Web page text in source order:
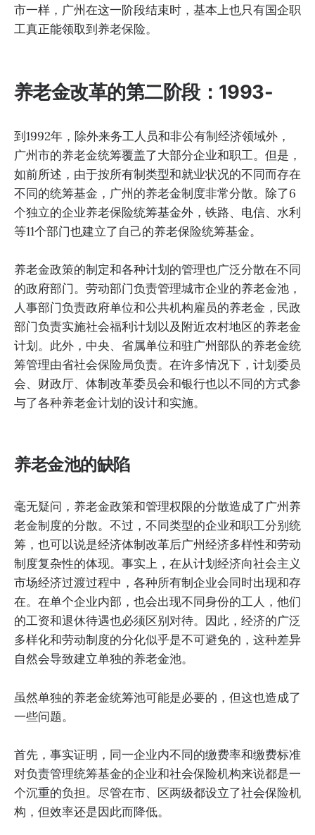
市一样，广州在这一阶段结束时，基本上也只有国企职
工真正能领取到养老保险。
养老金改革的第二阶段：1993-
到1992年，除外来务工人员和非公有制经济领域外，
广州市的养老金统筹覆盖了大部分企业和职工。但是，
如前所述，由于按所有制类型和就业状况的不同而存在
不同的统筹基金，广州的养老金制度非常分散。除了6
个独立的企业养老保险统筹基金外，铁路、电信、水利
等11个部门也建立了自己的养老保险统筹基金。
养老金政策的制定和各种计划的管理也广泛分散在不同
的政府部门。劳动部门负责管理城市企业的养老金池，
人事部门负责政府单位和公共机构雇员的养老金，民政
部门负责实施社会福利计划以及附近农村地区的养老金
计划。此外，中央、省属单位和驻广州部队的养老金统
筹管理由省社会保险局负责。在许多情况下，计划委员
会、财政厅、体制改革委员会和银行也以不同的方式参
与了各种养老金计划的设计和实施。
养老金池的缺陷
毫无疑问，养老金政策和管理权限的分散造成了广州养
老金制度的分散。不过，不同类型的企业和职工分别统
筹，也可以说是经济体制改革后广州经济多样性和劳动
制度复杂性的体现。事实上，在从计划经济向社会主义
市场经济过渡过程中，各种所有制企业会同时出现和存
在。在单个企业内部，也会出现不同身份的工人，他们
的工资和退休待遇也必须区别对待。因此，经济的广泛
多样化和劳动制度的分化似乎是不可避免的，这种差异
自然会导致建立单独的养老金池。
虽然单独的养老金统筹池可能是必要的，但这也造成了
一些问题。
首先，事实证明，同一企业内不同的缴费率和缴费标准
对负责管理统筹基金的企业和社会保险机构来说都是一
个沉重的负担。尽管在市、区两级都设立了社会保险机
构，但效率还是因此而降低。